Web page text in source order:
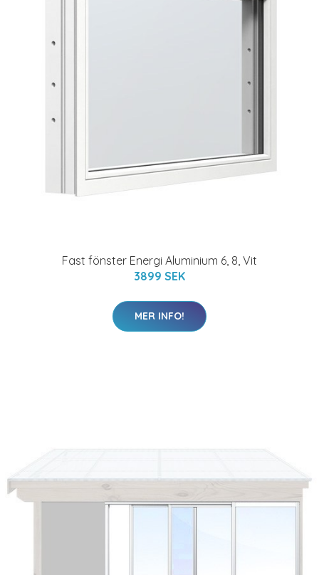
Fast fönster Energi Aluminium 6, 8, Vit
3899 SEK
MER INFO!